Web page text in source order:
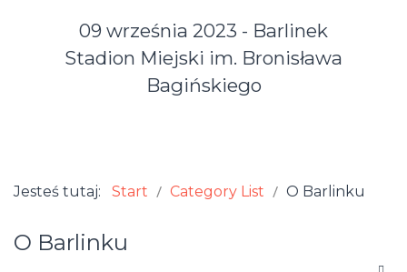
09 września 2023 - Barlinek
Stadion Miejski im. Bronisława
Bagińskiego
Jesteś tutaj: Start Category List O Barlinku
O Barlinku